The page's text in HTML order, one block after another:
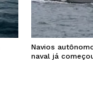
Navios
naval já